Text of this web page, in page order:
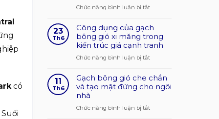
có
Chức năng bình luận bị tắtở
hiểu
dòng
sản
phẩm
bông
gió
23
Th6
Công dụng của gạch
bông gió xi măng trong
kiến trúc giá cạnh tranh
Chức năng bình luận bị tắtở
dụng
của
bông
11
Th6
Gạch bông gió che chắn
và tạo mặt đứng cho ngôi
nhà
Chức năng bình luận bị tắtở